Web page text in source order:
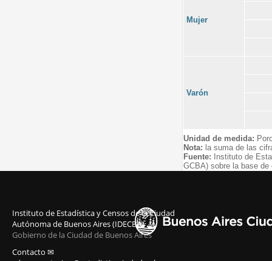
Mujer
Varón
Unidad de medida:
Nota: la suma de las
Fuente: Instituto de
GCBA) sobre la base
Instituto de Estadística y Censos de la Ciudad
Autónoma de Buenos Aires (IDECBA)
Gobierno de la Ciudad de Buenos Aires
Contacto ✉